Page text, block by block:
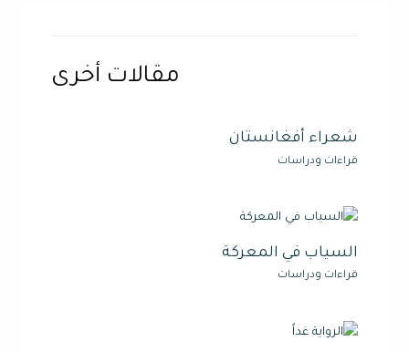
مقالات أخرى
شعراء أفغانستان
قراءات ودراسات
السياب في المعركة
قراءات ودراسات